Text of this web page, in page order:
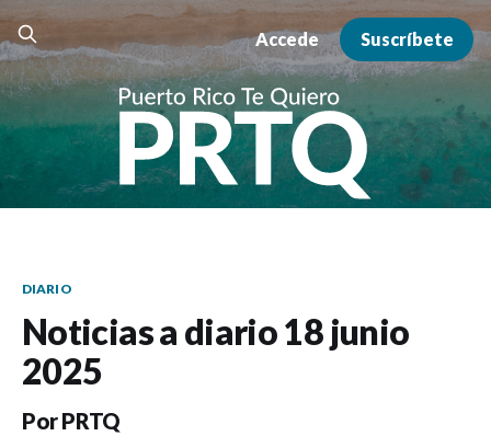
Accede Suscríbete
DIARIO
Noticias a diario 18 junio
2025
PorPRTQ